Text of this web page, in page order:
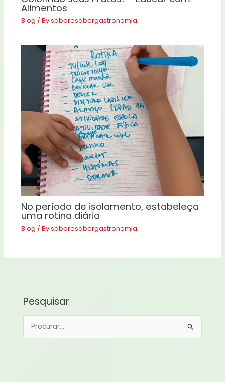
Alimentos
Blog / Bysaboresabergastronomia
No período de isolamento, estabeleça
uma rotina diária
Blog / Bysaboresabergastronomia
Pesquisar